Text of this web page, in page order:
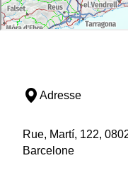
Adresse
Rue, Martí, 122,
Barcelone